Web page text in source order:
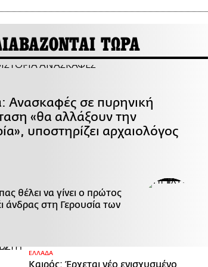
ΤΩΡΑ
Ανασκαφές σε πυρηνική
«θα αλλάξουν την
υποστηρίζει αρχαιολόγος
θέλει να γίνει ο πρώτος
άνδρας στη Γερουσία των
ΕΛΛΑΔΑ
Καιρός: Έρχεται νέο ενισχυσμένο